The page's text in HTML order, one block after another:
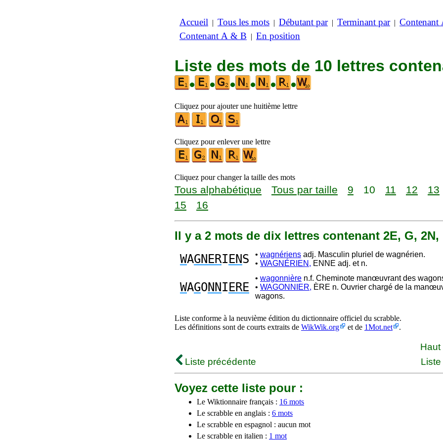
Accueil | Tous les mots | Débutant par| Terminant par| Contenant
Contenant A & B | En position
Liste des mots de 10 lettres
•
• • • • •
Cliquez pour ajouter une huitième lettre
Cliquez pour enlever une lettre
Cliquez pour changer la taille des mots
Tous alphabétique Tous par taille 9 10 11 12 13
15
16
Il y a 2 mots de dix lettres contenant 2E, G, 2N,
WAGNERI ENS • wagnériens adj. Masculin pluriel de wagnérien.
• WAGNÉRIEN, ENNE adj. et n.
WAGONNI ERE
• wagonnière n.f. Cheminote manœuvrant des
• WAGONNIER, ÈRE n. Ouvrier chargé de la
wagons.
Liste conforme à la neuvième édition du dictionnaire officiel du scrabble.
Les définitions sont de courts extraits de WikWik.org et de 1Mot.net .
Haut
Liste précédente
Voyez cette liste pour :
Le Wiktionnaire français : 16 mots
Le scrabble en anglais : 6 mots
Le scrabble en espagnol : aucun mot
Le scrabble en italien : 1 mot